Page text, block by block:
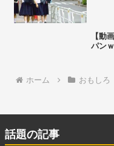
【動
パン
ホーム おもしろ
話題の記事